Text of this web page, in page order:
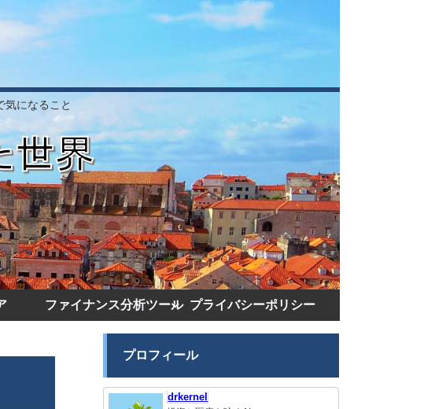
気になること
ファイナンス分析ツール プライバシーポリシー
プロフィール
drkernel